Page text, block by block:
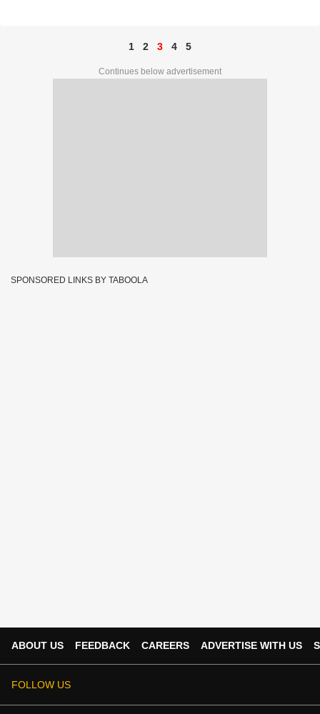
1 2 3 4 5
Continues below advertisement
SPONSORED LINKS BY TABOOLA
ABOUT US FEEDBACK CAREERS ADVERTISE WITH US
FOLLOW US